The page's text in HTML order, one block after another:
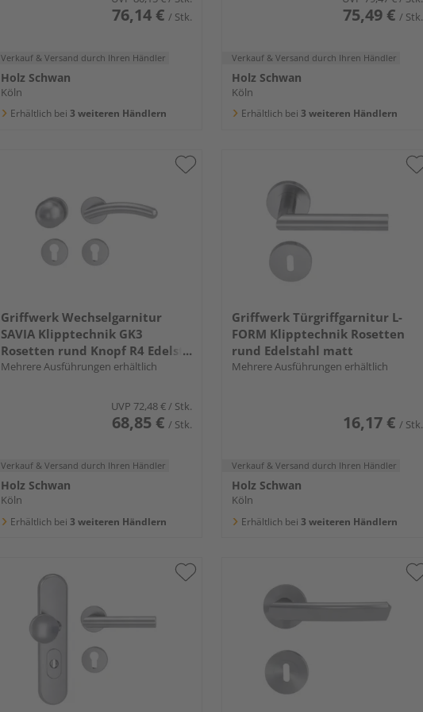
76,14 € / Stk.
Verkauf & Versand durch Ihren Händler
Holz Schwan
Köln
Erhältlich bei 3 weiteren Händlern
75,49 € / Stk.
Verkauf & Versand durch Ihren Händler
Holz Schwan
Köln
Erhältlich bei 3 weiteren Händlern
Griffwerk Wechselgarnitur
SAVIA Klipptechnik GK3
Rosetten rund Knopf R4 Edelst.
ma. R
Mehrere Ausführungen erhältlich
UVP 72,48 €/ Stk.
68,85 € / Stk.
Verkauf & Versand durch Ihren Händler
Holz Schwan
Köln
Erhältlich bei 3 weiteren Händlern
Griffwerk Türgriffgarnitur L-
FORM Klipptechnik Rosetten
rund Edelstahl matt
Mehrere Ausführungen erhältlich
16,17 € / Stk.
Verkauf & Versand durch Ihren Händler
Holz Schwan
Köln
Erhältlich bei 3 weiteren Händlern